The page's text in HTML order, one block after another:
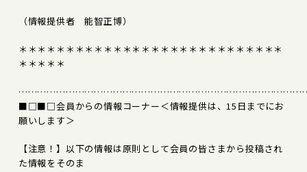
（情報提供者 能智正博）
＊＊＊＊＊＊＊＊＊＊＊＊＊＊＊＊＊＊＊＊＊＊＊＊＊＊＊＊
＊＊＊＊＊
■□■□会員からの情報コーナー＜情報提供は、15日までにお
願いします＞
【注意！】以下の情報は原則として会員の皆さまから投稿され
た情報をそのま